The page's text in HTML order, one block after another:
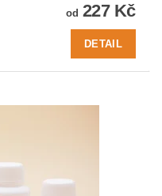
od 227 Kč
DETAIL